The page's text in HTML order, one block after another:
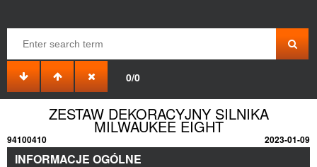
0/0
ZESTAW DEKORACYJNY SILNIKA
MILWAUKEE EIGHT
94100410 2023-01-09
INFORMACJE OGÓLNE